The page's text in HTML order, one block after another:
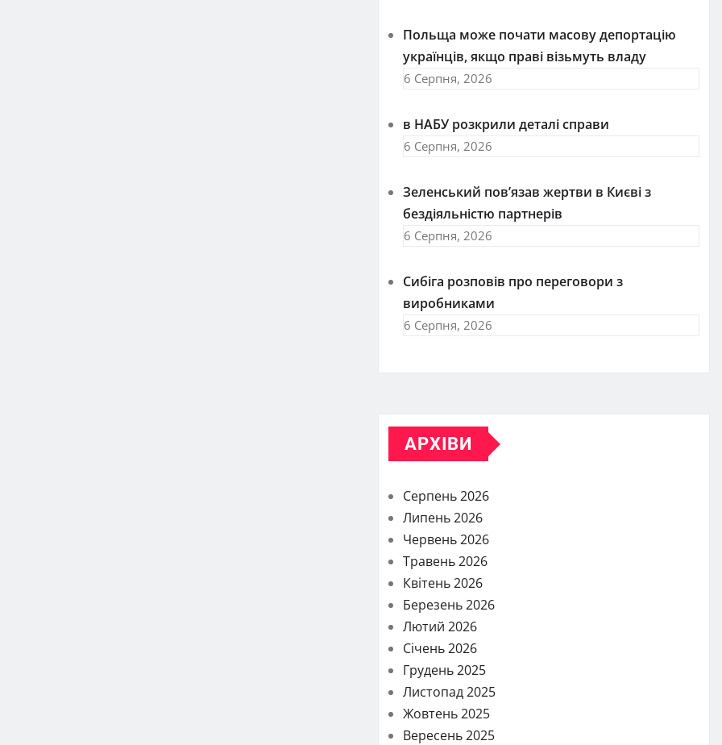
Польща може почати масову депортацію
українців, якщо праві візьмуть владу
6 Серпня, 2026
в НАБУ розкрили деталі справи
6 Серпня, 2026
Зеленський пов’язав жертви в Києві з
бездіяльністю партнерів
6 Серпня, 2026
Сибіга розповів про переговори з
виробниками
6 Серпня, 2026
АРХІВИ
Серпень 2026
Липень 2026
Червень 2026
Травень 2026
Квітень 2026
Березень 2026
Лютий 2026
Січень 2026
Грудень 2025
Листопад 2025
Жовтень 2025
Вересень 2025